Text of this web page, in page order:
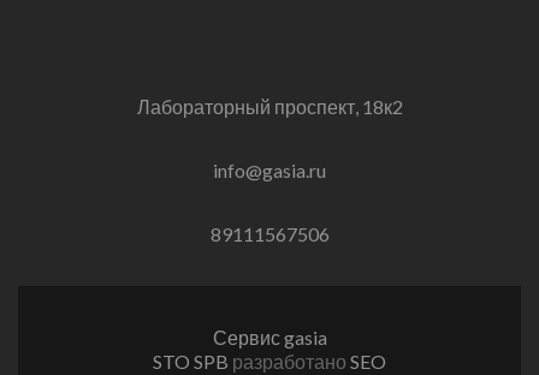
Лабораторный проспект, 18к2
info@gasia.ru
89111567506
Сервис gasia
STO SPB разработано SEO